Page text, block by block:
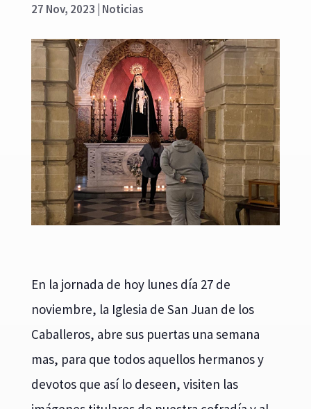
27 Nov, 2023 Noticias
En la jornada de hoy lunes día 27 de
noviembre, la Iglesia de San Juan de los
Caballeros, abre sus puertas una semana
mas, para que todos aquellos hermanos y
devotos que así lo deseen, visiten las